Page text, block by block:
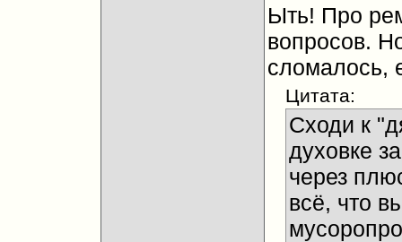
Ыть! Про
вопросов.
сломалось,
Цитата:
Сходи к
духовке
через
всё, что